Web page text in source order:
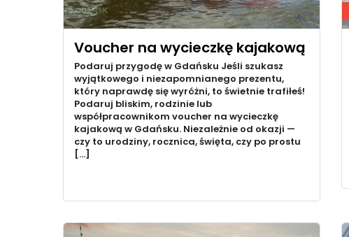
Voucher na wycieczkę kajakową
Podaruj przygodę w Gdańsku Jeśli szukasz
wyjątkowego i niezapomnianego prezentu,
który naprawdę się wyróżni, to świetnie trafiłeś!
Podaruj bliskim, rodzinie lub
współpracownikom voucher na wycieczkę
kajakową w Gdańsku. Niezależnie od okazji —
czy to urodziny, rocznica, święta, czy po prostu
[…]